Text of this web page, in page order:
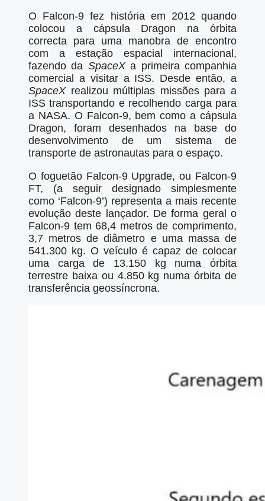
O Falcon-9 fez história em 2012 quando
colocou a cápsula Dragon na órbita
correcta para uma manobra de encontro
com a estação espacial internacional,
fazendo da SpaceXa primeira companhia
comercial a visitar a ISS. Desde então, a
SpaceXrealizou múltiplas missões para a
ISS transportando e recolhendo carga para
a NASA. O Falcon-9, bem como a cápsula
Dragon, foram desenhados na base do
desenvolvimento de um sistema de
transporte de astronautas para o espaço.
O foguetão Falcon-9 Upgrade, ou Falcon-9
FT, (a seguir designado simplesmente
como ‘Falcon-9’) representa a mais recente
evolução deste lançador. De forma geral o
Falcon-9 tem 68,4 metros de comprimento,
3,7 metros de diâmetro e uma massa de
541.300 kg. O veículo é capaz de colocar
uma carga de 13.150 kg numa órbita
terrestre baixa ou 4.850 kg numa órbita de
transferência geossíncrona.